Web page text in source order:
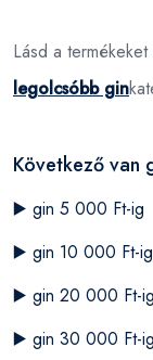
Lásd a
legolcsóbb gin
Következő van
▶️ gin 5 000 Ft-ig
▶️ gin 10 000 Ft-ig
▶️ gin 20 000 Ft-ig
▶️ gin 30 000 Ft-ig